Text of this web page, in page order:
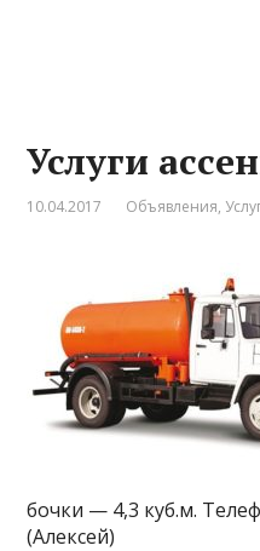
Услуги
10.04.2017 Объявления,
бочки — 4,3 куб.м.
(Алексей)